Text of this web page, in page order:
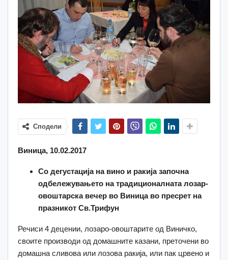
Сподели
Виница, 10.02.2017
Со дегустација на вино и ракија започна
одбележувањето на традиционалната лозар-
овоштарска вечер во Виница во пресрет на
празникот Св.Трифун
Речиси 4 децении, лозаро-овоштарите од Виничко,
своите производи од домашните казани, преточени во
домашна сливова или лозова ракија, или пак црвено и